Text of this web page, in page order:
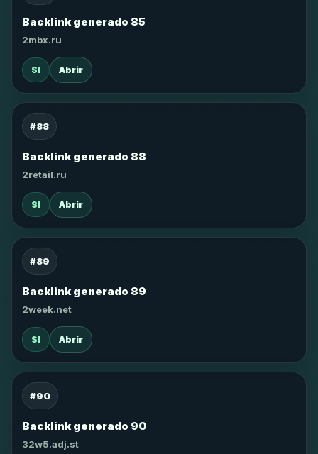
Backlink generado 85
2mbx.ru
SI Abrir
#88
Backlink generado 88
2retail.ru
SI Abrir
#89
Backlink generado 89
2week.net
SI Abrir
#90
Backlink generado 90
32w5.adj.st